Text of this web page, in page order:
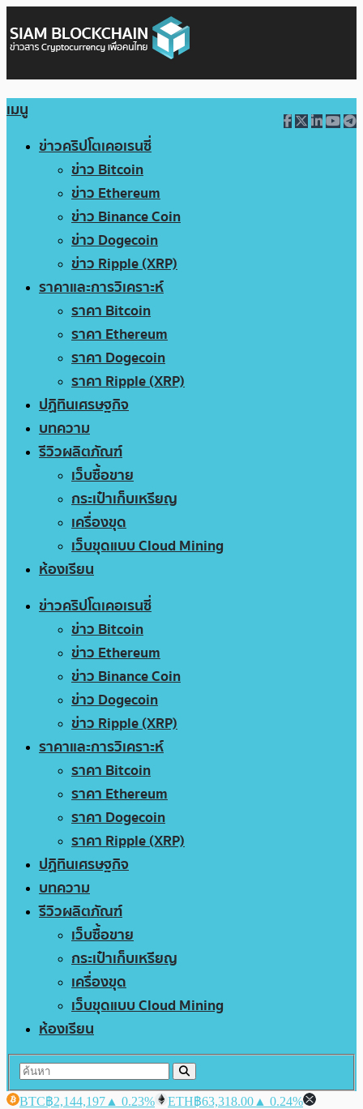
เมนู
ข่าวคริปโตเคอเรนซี่
ข่าว Bitcoin
ข่าว Ethereum
ข่าว Binance Coin
ข่าว Dogecoin
ข่าว Ripple (XRP)
ราคาและการวิเคราะห์
ราคา Bitcoin
ราคา Ethereum
ราคา Dogecoin
ราคา Ripple (XRP)
ปฏิทินเศรษฐกิจ
บทความ
รีวิวผลิตภัณฑ์
เว็บซื้อขาย
กระเป๋าเก็บเหรียญ
เครื่องขุด
เว็บขุดแบบ Cloud Mining
ห้องเรียน
ข่าวคริปโตเคอเรนซี่
ข่าว Bitcoin
ข่าว Ethereum
ข่าว Binance Coin
ข่าว Dogecoin
ข่าว Ripple (XRP)
ราคาและการวิเคราะห์
ราคา Bitcoin
ราคา Ethereum
ราคา Dogecoin
ราคา Ripple (XRP)
ปฏิทินเศรษฐกิจ
บทความ
รีวิวผลิตภัณฑ์
เว็บซื้อขาย
กระเป๋าเก็บเหรียญ
เครื่องขุด
เว็บขุดแบบ Cloud Mining
ห้องเรียน
BTC฿2,144,197 ▲ 0.23% ETH฿63,318.00 ▲ 0.24%